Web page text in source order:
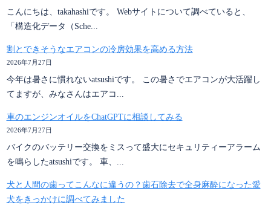
こんにちは、takahashiです。 Webサイトについて調べていると、
「構造化データ（Sche...
割とできそうなエアコンの冷房効果を高める方法
2026年7月27日
今年は暑さに慣れないatsushiです。 この暑さでエアコンが大活躍し
てますが、みなさんはエアコ...
車のエンジンオイルをChatGPTに相談してみる
2026年7月27日
バイクのバッテリー交換をミスって盛大にセキュリティーアラーム
を鳴らしたatsushiです。 車、...
犬と人間の歯ってこんなに違うの？歯石除去で全身麻酔になった愛
犬をきっかけに調べてみました